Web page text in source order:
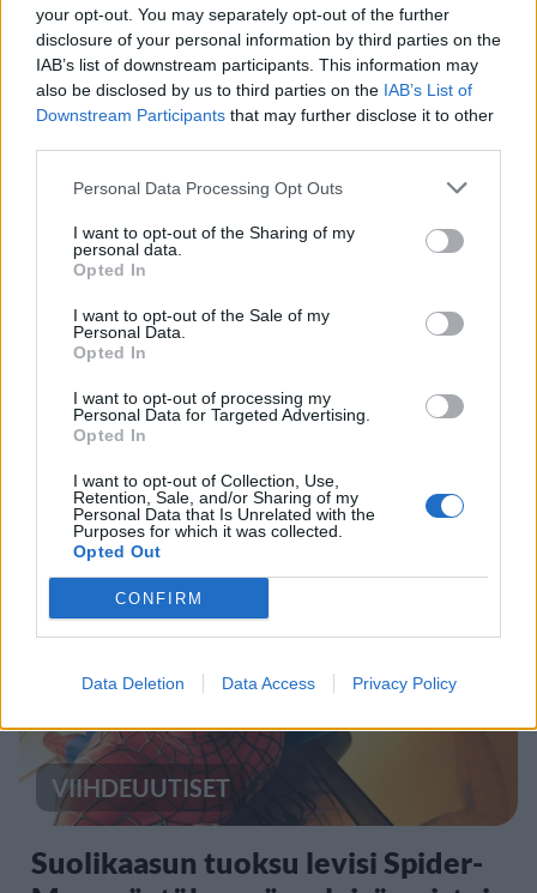
your opt-out. You may separately opt-out of the further
disclosure of your personal information by third parties on the
IAB’s list of downstream participants. This information may
also be disclosed by us to third parties on the IAB’s List of
Downstream Participants that may further disclose it to other
Personal Data Processing Opt Outs
I want to opt-out of the Sharing of my
personal data.
Opted In
I want to opt-out of the Sale of my
Personal Data.
Opted In
I want to opt-out of processing my
Personal Data for Targeted Advertising.
Opted In
I want to opt-out of Collection, Use,
Retention, Sale, and/or Sharing of my
Personal Data that Is Unrelated with the
Purposes for which it was collected.
Opted Out
CONFIRM
Data Deletion Data Access Privacy Policy
F/A-18 Hornet jyrähtää ylilennolle
Jyväskylässä – katuja suljetaan
4
Moottoripyöräilijä pakeni poliisia
– tutkaan hurja ylinopeus
5
VIIHDEUUTISET
Suolikaasun tuoksu levisi Spider-